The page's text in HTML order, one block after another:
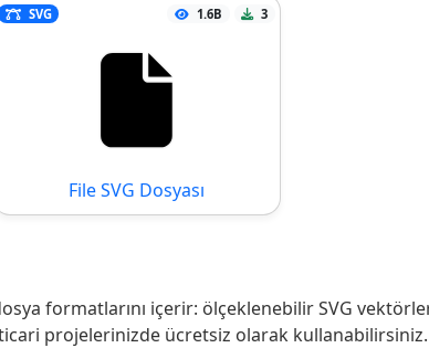
SVG 1.6B 3
File SVG Dosyası
formatlarını içerir: ölçeklenebilir SVG
projelerinizde ücretsiz olarak kullanabilirsiniz.